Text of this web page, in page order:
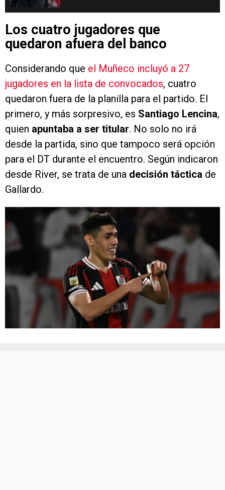
Los cuatro jugadores que
quedaron afuera del banco
Considerando que el Muñeco incluyó a 27
jugadores en la lista de convocados, cuatro
quedaron fuera de la planilla para el partido. El
primero, y más sorpresivo, es Santiago Lencina,
quien apuntaba a ser titular. No solo no irá
desde la partida, sino que tampoco será opción
para el DT durante el encuentro. Según indicaron
desde River, se trata de una decisión táctica de
Gallardo.